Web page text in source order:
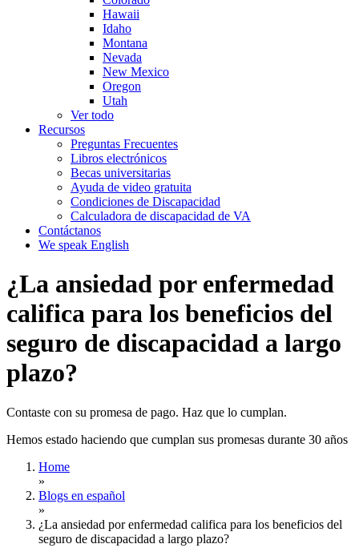
Hawaii
Idaho
Montana
Nevada
New Mexico
Oregon
Utah
Ver todo
Recursos
Preguntas Frecuentes
Libros electrónicos
Becas universitarias
Ayuda de video gratuita
Condiciones de Discapacidad
Calculadora de discapacidad de VA
Contáctanos
We speak English
¿La ansiedad por enfermedad
califica para los beneficios del
seguro de discapacidad a largo
plazo?
Contaste con su promesa de pago. Haz que lo cumplan.
Hemos estado haciendo que cumplan sus promesas durante 30 años
Home
»
Blogs en español
»
¿La ansiedad por enfermedad califica para los beneficios del
seguro de discapacidad a largo plazo?